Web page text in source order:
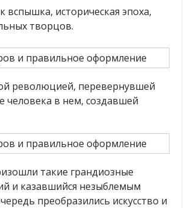
вспышка, историческая эпоха,
творцов.
революцией, перевернувшей
человека в нем, создавшей
такие грандиозные
и казавшийся незыблемым
преобразились искусство и